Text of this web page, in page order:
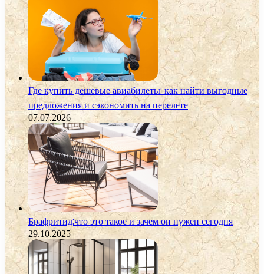
Где купить дешевые авиабилеты: как найти выгодные
предложения и сэкономить на перелете
07.07.2026
Брафритид:что это такое и зачем он нужен сегодня
29.10.2025